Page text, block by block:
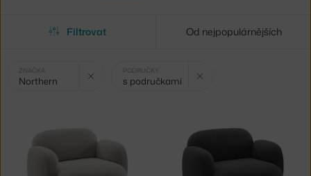
Filtrovat Od nejpopulárnějších
Vybrané
filtry:
ZNAČKA
Northern
Zrušit filtr
PODRUČKY
s područkami